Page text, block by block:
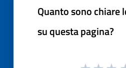
Quanto sono chiare
su questa pagina?